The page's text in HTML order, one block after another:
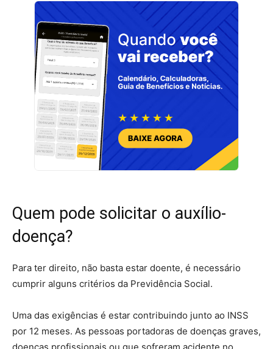
Quem pode solicitar o auxílio-
doença?
Para ter direito, não basta estar doente, é necessário
cumprir alguns critérios da Previdência Social.
Uma das exigências é estar contribuindo junto ao INSS
por 12 meses. As pessoas portadoras de doenças graves,